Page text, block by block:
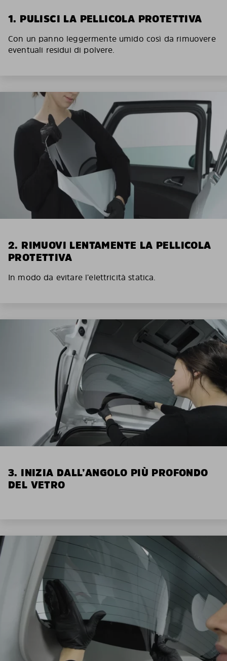
1. PULISCI LA PELLICOLA PROTETTIVA
Con un panno leggermente umido così da rimuovere
eventuali residui di polvere.
2. RIMUOVI LENTAMENTE LA PELLICOLA
PROTETTIVA
In modo da evitare l’elettricità statica.
3. INIZIA DALL’ANGOLO PIÙ PROFONDO
DEL VETRO